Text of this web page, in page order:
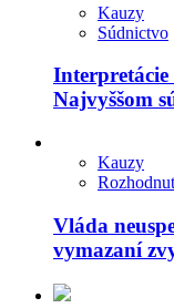
Kauzy
Súdnictvo
Interpretácie
Najvyššom
Kauzy
Vláda
vymazaní